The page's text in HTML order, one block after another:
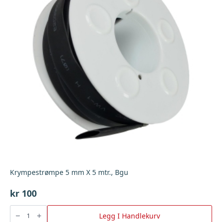
Krympestrømpe 5 mm X 5 mtr., Bgu
kr 100
Krympestrømpe
mm Legg I Handlekurv